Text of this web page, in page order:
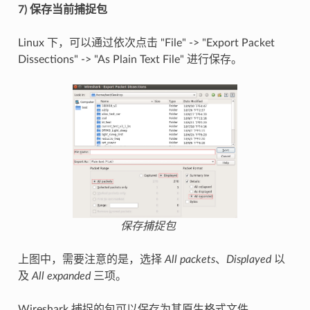
7) 保存当前捕捉包
Linux 下，可以通过依次点击 "File" -> "Export Packet
Dissections" -> "As Plain Text File" 进行保存。
保存捕捉包
上图中，需要注意的是，选择 All packets、 Displayed以
及 All expanded三项。